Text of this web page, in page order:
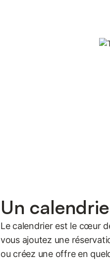
Un
Le calendrier est le cœur
vous ajoutez une
ou créez une offre en